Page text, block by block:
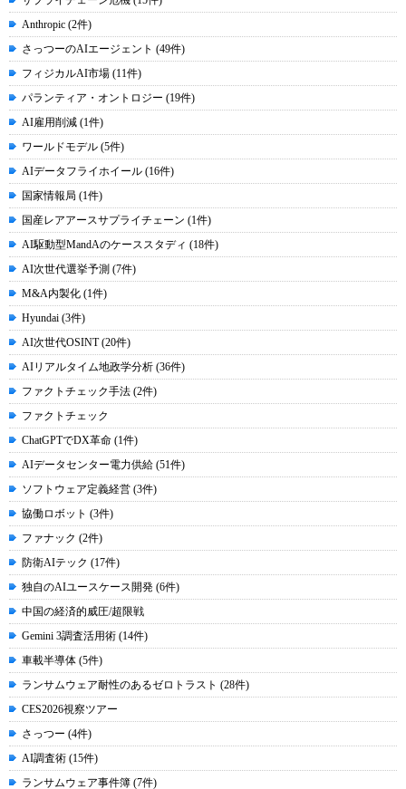
Anthropic (2件)
さっつーのAIエージェント (49件)
フィジカルAI市場 (11件)
パランティア・オントロジー (19件)
AI雇用削減 (1件)
ワールドモデル (5件)
AIデータフライホイール (16件)
国家情報局 (1件)
国産レアアースサプライチェーン (1件)
AI駆動型MandAのケーススタディ (18件)
AI次世代選挙予測 (7件)
M&A内製化 (1件)
Hyundai (3件)
AI次世代OSINT (20件)
AIリアルタイム地政学分析 (36件)
ファクトチェック手法 (2件)
ファクトチェック
ChatGPTでDX革命 (1件)
AIデータセンター電力供給 (51件)
ソフトウェア定義経営 (3件)
協働ロボット (3件)
ファナック (2件)
防衛AIテック (17件)
独自のAIユースケース開発 (6件)
中国の経済的威圧/超限戦
Gemini 3調査活用術 (14件)
車載半導体 (5件)
ランサムウェア耐性のあるゼロトラスト (28件)
CES2026視察ツアー
さっつー (4件)
AI調査術 (15件)
ランサムウェア事件簿 (7件)